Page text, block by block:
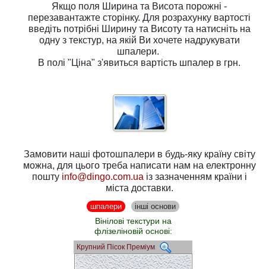
Якщо поля Ширина та Висота порожні -
перезавантажте сторінку. Для розрахунку вартості
введіть потрібні Ширинута Висотута натисніть на
одну з текстур, на якій Ви хочете надрукувати
шпалери.
В полі"Ціна" з'явиться вартість шпалер в грн.
Замовити наші фотошпалери в будь-яку країну світу
можна, для цього треба написати нам на електронну
пошту info@dingo.com.ua із зазначенням країни і
міста доставки.
шпалери інші основи
Вінілові текстури на
флізеліновій основі:
Крупний Пісок Преміум